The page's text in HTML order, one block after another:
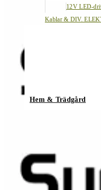
12V LED-
Kablar & DIV.
Hem & Trädgård